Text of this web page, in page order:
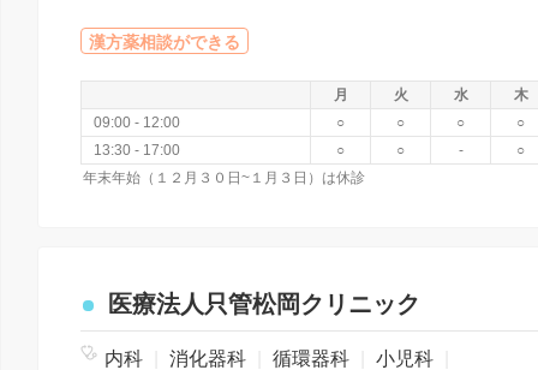
漢方薬相談ができる
月 火 水
木
09:00 - 12:00
○ ○ ○
○
13:30 - 17:00
○ ○ -
○
年末年始（１２月３０日~１月３日）は休診
医療法人只管松岡クリニック
内科 消化器科 循環器科 小児科